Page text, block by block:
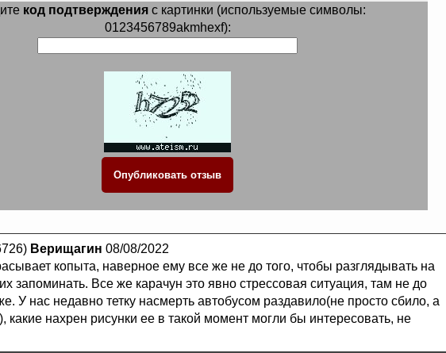
код подтвержденияс картинки (используемые символы:
0123456789akmhexf):
Верищагин 08/08/2022
копыта, наверное ему все же не до того, чтобы разглядывать на
запоминать. Все же карачун это явно стрессовая ситуация, там не до
У нас недавно тетку насмерть автобусом раздавило(не просто сбило, а
какие нахрен рисунки ее в такой момент могли бы интересовать, не